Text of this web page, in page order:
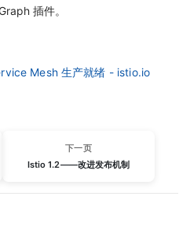
插件。
Mesh 生产就绪 - istio.io
下一页
Istio 1.2——改进发布机制